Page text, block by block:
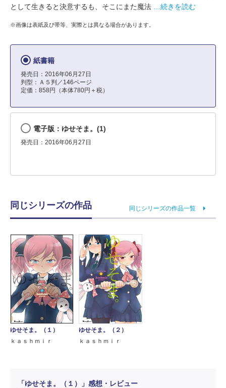
として生きると決意するも、そこにまた魔法
…続きを読む
※画像は表紙及び帯等、実際とは異なる場合があります。
紙書籍
発売日：2016年06月27日
判型：Ａ５判／146ページ
定価：858円（本体780円＋税）
電子版：ゆせそま。(1)
発売日：2016年06月27日
同じシリーズの作品 同じシリーズの作品一覧
ゆせそま。（１）
ｋａｓｈｍｉｒ
ゆせそま。（２）
ｋａｓｈｍｉｒ
「ゆせそま。（１）」感想・レビュー